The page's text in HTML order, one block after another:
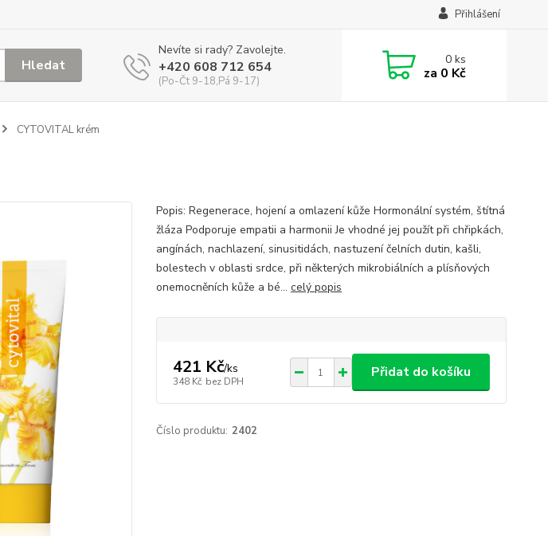
Přihlášení
Hledat
Nevíte si rady? Zavolejte.
+420 608 712 654
(Po-Čt 9-18,Pá 9-17)
0ks
za 0 Kč
CYTOVITAL krém
Popis: Regenerace, hojení a omlazení kůže Hormonální systém, štítná
žláza Podporuje empatii a harmonii Je vhodné jej použít při chřipkách,
angínách, nachlazení, sinusitidách, nastuzení čelních dutin, kašli,
bolestech v oblasti srdce, při některých mikrobiálních a plísňových
onemocněních kůže a bé... celý popis
421 Kč/ks
348 Kč bez DPH
Přidat do košíku
Číslo produktu: 2402